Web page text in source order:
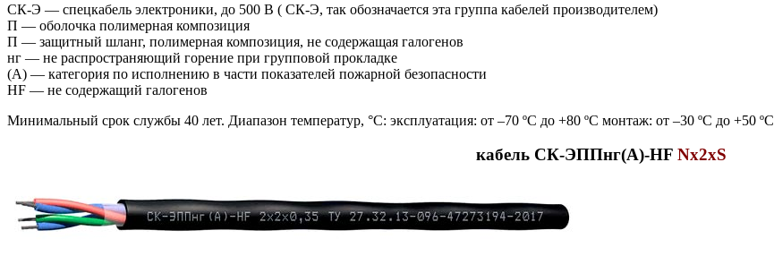
СК-Э — спецкабель электроники, до 500 В ( СК-Э, так обозначается эта группа кабелей производителем)
П — оболочка полимерная композиция
П — защитный шланг, полимерная композиция, не содержащая галогенов
нг — не распространяющий горение при групповой прокладке
(А) — категория по исполнению в части показателей пожарной безопасности
HF — не содержащий галогенов
Минимальный срок службы 40 лет. Диапазон температур, °С: эксплуатация: от –70 ºC до +80 ºC монтаж: от –30 ºC до +50 ºC
кабель СК-ЭППнг(А)-HF Nx2xS